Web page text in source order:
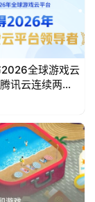
全球游戏云
讯云连续两年
象限